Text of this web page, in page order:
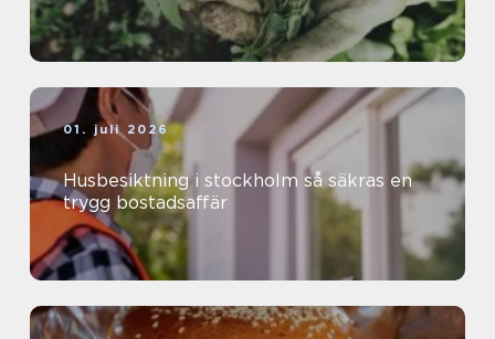
01. juli 2026
Husbesiktning i stockholm så säkras en
trygg bostadsaffär